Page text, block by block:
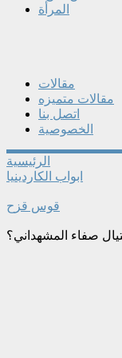
المرأة
مقالات
مقالات متميزه
اتصل بنا
الخصوصية
الرئيسية
ابواب الكاردينيا
قوس قزح
صفاء المشهداني؟